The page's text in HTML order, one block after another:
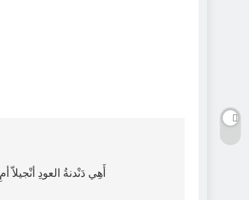
أَهِي دَنْدنةُ العودِ